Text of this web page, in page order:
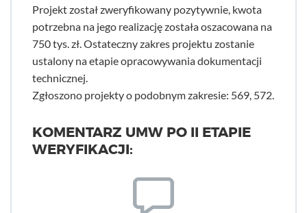
Projekt został zweryfikowany pozytywnie, kwota
potrzebna na jego realizację została oszacowana na
750 tys. zł. Ostateczny zakres projektu zostanie
ustalony na etapie opracowywania dokumentacji
technicznej.
Zgłoszono projekty o podobnym zakresie: 569, 572.
KOMENTARZ UMW PO II ETAPIE
WERYFIKACJI: